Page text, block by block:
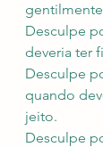
Desculpe
deveria ter
Desculpe
quando
jeito.
Desculpe